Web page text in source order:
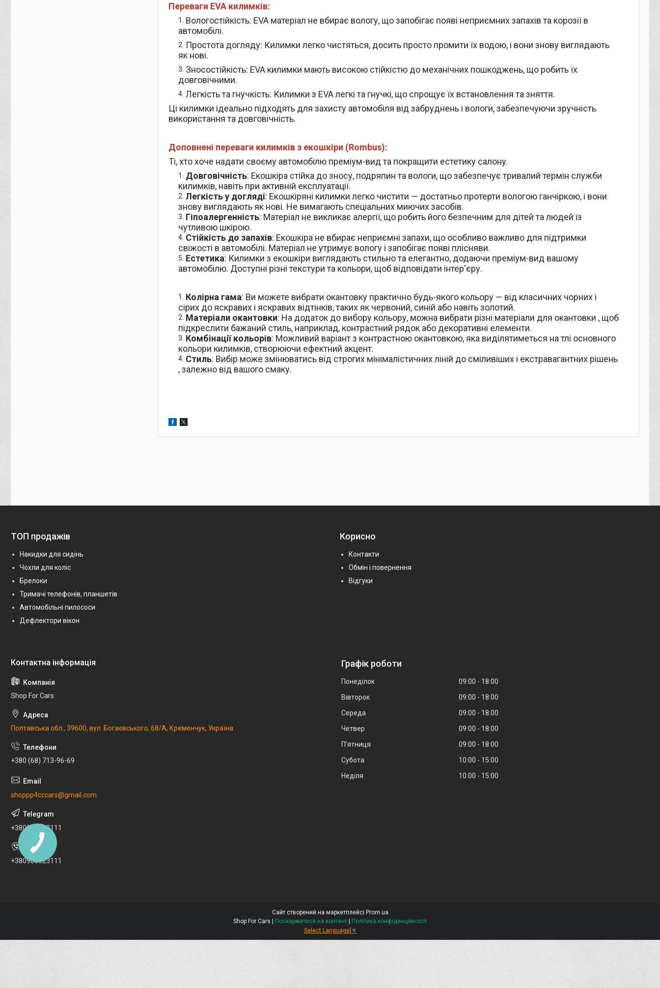
Переваги EVA килимків:
Вологостійкість: EVA матеріал не вбирає вологу, що запобігає появі неприємних запахів та корозії в
автомобілі.
Простота догляду: Килимки легко чистяться, досить просто промити їх водою, і вони знову виглядають
як нові.
Зносостійкість: EVA килимки мають високою стійкістю до механічних пошкоджень, що робить їх
довговічними.
Легкість та гнучкість: Килимки з EVA легкі та гнучкі, що спрощує їх встановлення та зняття.
Ці килимки ідеально підходять для захисту автомобіля від забруднень і вологи, забезпечуючи зручність
використання та довговічність.
Доповнені переваги килимків з екошкіри (Rombus):
Ті, хто хоче надати своєму автомобілю преміум-вид та покращити естетику салону.
Довговічність: Екошкіра стійка до зносу, подряпин та вологи, що забезпечує тривалий термін служби
килимків, навіть при активній експлуатації.
Легкість у догляді: Екошкіряні килимки легко чистити — достатньо протерти вологою ганчіркою, і вони
знову виглядають як нові. Не вимагають спеціальних миючих засобів.
Гіпоалергенність: Матеріал не викликає алергії, що робить його безпечним для дітей та людей із
чутливою шкірою.
Стійкість до запахів: Екошкіра не вбирає неприємні запахи, що особливо важливо для підтримки
свіжості в автомобілі. Матеріал не утримує вологу і запобігає появі плісняви.
Естетика: Килимки з екошкіри виглядають стильно та елегантно, додаючи преміум-вид вашому
автомобілю. Доступні різні текстури та кольори, щоб відповідати інтер'єру.
Колірна гама: Ви можете вибрати окантовку практично будь-якого кольору — від класичних чорних і
сірих до яскравих і яскравих відтінків, таких як червоний, синій або навіть золотий.
Матеріали окантовки: На додаток до вибору кольору, можна вибрати різні матеріали для окантовки , щоб
підкреслити бажаний стиль, наприклад, контрастний рядок або декоративні елементи.
Комбінації кольорів: Можливий варіант з контрастною окантовкою, яка виділятиметься на тлі основного
кольори килимків, створюючи ефектний акцент.
Стиль: Вибір може змінюватись від строгих мінімалістичних ліній до сміливіших і екстравагантних рішень
, залежно від вашого смаку.
ТОП продажів
Накидки для сидінь
Чохли для коліс
Брелоки
Тримачі телефонів, планшетів
Автомобільні пилососи
Дефлектори вікон
Корисно
Контакти
Обмін і повернення
Відгуки
Shop For Cars
Полтавська обл., 39600, вул. Богаєвського, 68/А, Кременчук, Україна
+380 (68) 713-96-69
shoppp4cccars@gmail.com
+380980023111
+380980023111
Графік роботи
Понеділок 09:00
18:00
Вівторок
09:00
18:00
Середа
09:00
18:00
Четвер
09:00
18:00
Пʼятниця
09:00
18:00
Субота
10:00
15:00
Неділя
10:00 15:00
Сайт створений на маркетплейсі Prom.ua
Shop For Cars | Поскаржитися на контент | Політика конфіденційності
Select Language ▼